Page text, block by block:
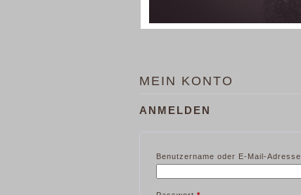
MEIN KONTO
ANMELDEN
Benutzername oder E-Mail-Adresse